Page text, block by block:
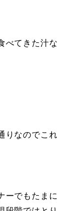
てきた汁
りなのでこ
ーでもたま